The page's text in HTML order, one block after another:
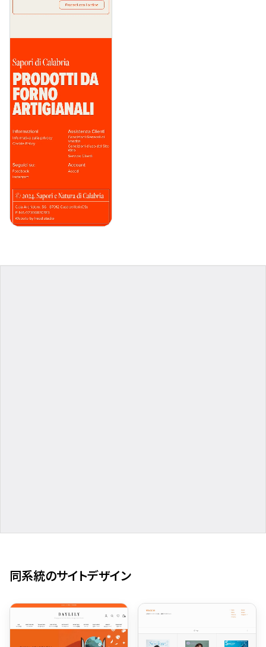
同系統のサイトデザイン